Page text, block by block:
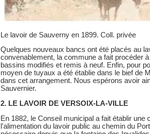
Le lavoir de Sauverny en 1899. Coll. privée
Quelques nouveaux bancs ont été placés au
convenablement, la commune a fait procéder
bassins modifiés et remis à neuf. Enfin, pour
moyen de tuyaux a été établie dans le bief de
dans cet arrangement. Nous espérons avoir
Sauvernier.
2. LE LAVOIR DE VERSOIX-LA-VILLE
En 1882, le Conseil municipal a fait établir
l'alimentation du lavoir public au chemin du